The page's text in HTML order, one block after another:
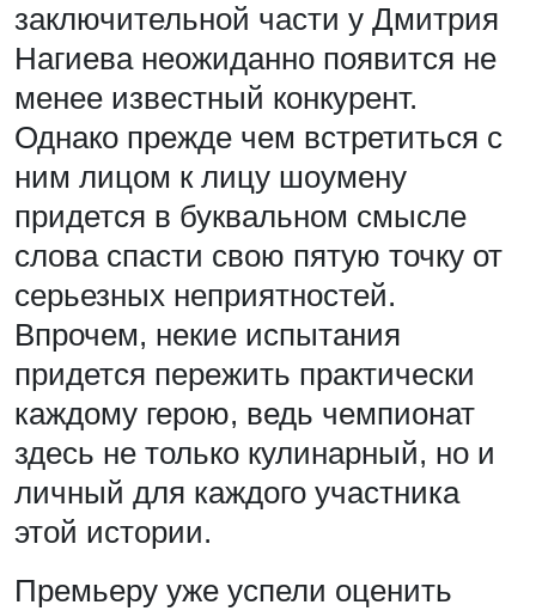
заключительной части у Дмитрия
Нагиева неожиданно появится не
менее известный конкурент.
Однако прежде чем встретиться с
ним лицом к лицу шоумену
придется в буквальном смысле
слова спасти свою пятую точку от
серьезных неприятностей.
Впрочем, некие испытания
придется пережить практически
каждому герою, ведь чемпионат
здесь не только кулинарный, но и
личный для каждого участника
этой истории.
Премьеру уже успели оценить